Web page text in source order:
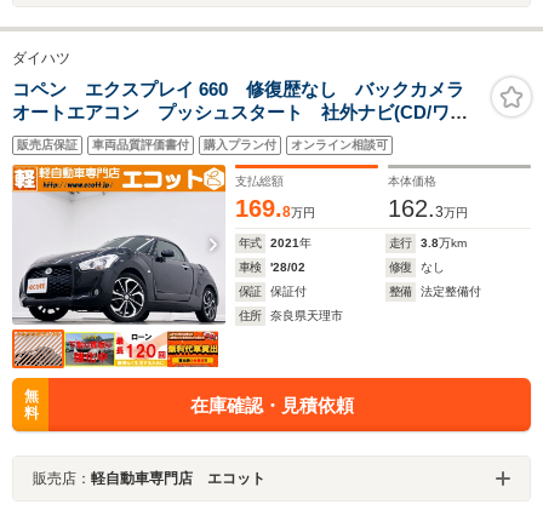
ダイハツ
コペン エクスプレイ 660 修復歴なし バックカメラ
オートエアコン プッシュスタート 社外ナビ(CD/ワン
セグ) チルトステアリング 純正アルミホイール MT(5
速) LEDヘッドライト シートヒーター(運転席+助手
席) ABS
販売店保証 車両品質評価書付 購入プラン付 オンライン相談可
支払総額
169.8万円
本体価格
162.3万円
年式 2021年 走行 3.8万km
車検
'28/02 修復
なし
保証
保証付 整備
法定整備付
住所
奈良県天理市
無
料
在庫確認・見積依頼
販売店： 軽自動車専門店 エコット